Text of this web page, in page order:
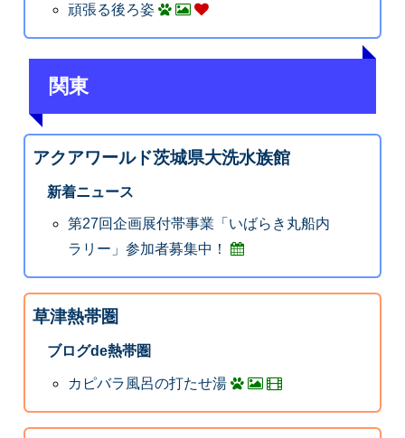
頑張る後ろ姿
関東
アクアワールド茨城県大洗水族館
新着ニュース
第27回企画展付帯事業「いばらき丸船内
ラリー」参加者募集中！
草津熱帯圏
ブログde熱帯圏
カピバラ風呂の打たせ湯